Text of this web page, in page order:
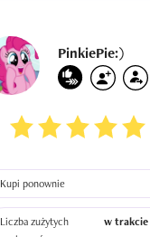
PinkiePie:)
Kupi ponownie
Liczba zużytych
w